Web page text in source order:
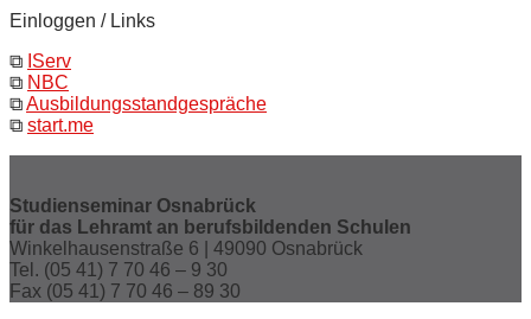
Einloggen / Links
⧉ IServ
⧉ NBC
⧉Ausbildungsstandgespräche
⧉ start.me
Studienseminar Osnabrück
für das Lehramt an berufsbildenden Schulen
Winkelhausenstraße 6 | 49090 Osnabrück
Tel. (05 41) 7 70 46 – 9 30
Fax (05 41) 7 70 46 – 89 30